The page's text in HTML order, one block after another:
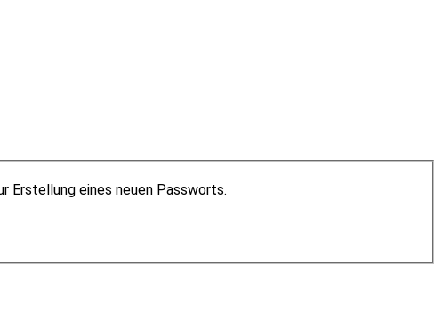
Erstellung eines neuen Passworts.